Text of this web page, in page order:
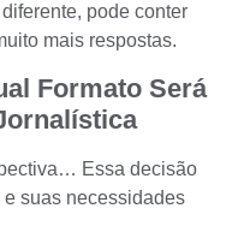
pode conter
mais respostas.
Formato Será
Essa decisão
e suas necessidades